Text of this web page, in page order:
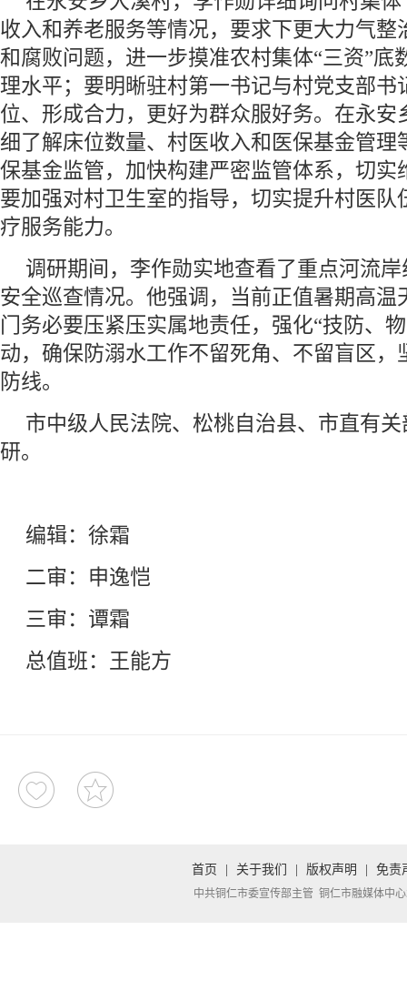
收入和养老服务等情况，要求下更大力气整
和腐败问题，进一步摸准农村集体“三资”底
理水平；要明晰驻村第一书记与村党支部书
位、形成合力，更好为群众服好务。在永安
细了解床位数量、村医收入和医保基金管理
保基金监管，加快构建严密监管体系，切实
要加强对村卫生室的指导，切实提升村医队
疗服务能力。
调研期间，李作勋实地查看了重点河流
安全巡查情况。他强调，当前正值暑期高温
门务必要压紧压实属地责任，强化“技防、
动，确保防溺水工作不留死角、不留盲区，
防线。
市中级人民法院、松桃自治县、市直有
研。
编辑：徐霜
二审：申逸恺
三审：谭霜
总值班：王能方
首页 关于我们 版权声明 免责
中共铜仁市委宣传部主管 铜仁市融媒体中心